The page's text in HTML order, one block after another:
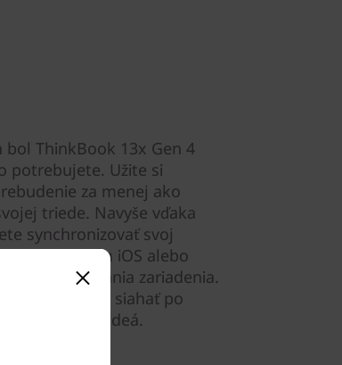
bol ThinkBook 13x Gen 4
potrebujete. Užite si
za menej ako
triede. Navyše vďaka
synchronizovať svoj
systémom iOS alebo
prepínania zariadenia.
ste museli siahať po
fotografie a videá.